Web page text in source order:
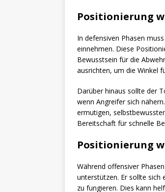
Positionierung
In defensiven Phasen
einnehmen. Diese
Bewusstsein für die
ausrichten, um die Winkel
Darüber hinaus sollte der
wenn Angreifer sich
ermutigen,
Bereitschaft für schnelle
Positionierung
Während offensiver
unterstützen. Er sollte sich
zu fungieren. Dies kann